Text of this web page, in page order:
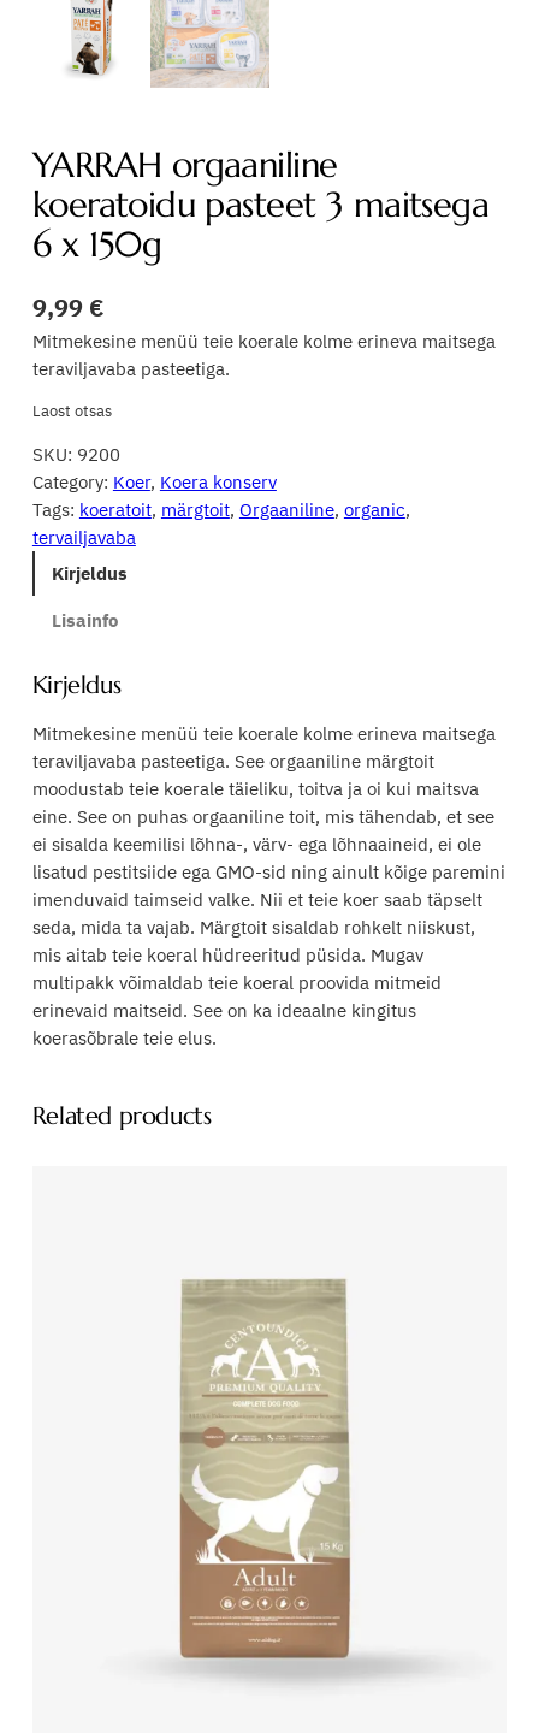
YARRAH orgaaniline
koeratoidu pasteet 3 maitsega
6 x 150g
9,99 €
Mitmekesine menüü teie koerale kolme erineva maitsega
teraviljavaba pasteetiga.
Laost otsas
SKU: 9200
Category: Koer, Koera konserv
Tags: koeratoit, märgtoit, Orgaaniline, organic
tervailjavaba
Kirjeldus
Lisainfo
Kirjeldus
Mitmekesine menüü teie koerale kolme erineva maitsega
teraviljavaba pasteetiga. See orgaaniline märgtoit
moodustab teie koerale täieliku, toitva ja oi kui maitsva
eine. See on puhas orgaaniline toit, mis tähendab, et see
ei sisalda keemilisi lõhna-, värv- ega lõhnaaineid, ei ole
lisatud pestitsiide ega GMO-sid ning ainult kõige paremini
imenduvaid taimseid valke. Nii et teie koer saab täpselt
seda, mida ta vajab. Märgtoit sisaldab rohkelt niiskust,
mis aitab teie koeral hüdreeritud püsida. Mugav
multipakk võimaldab teie koeral proovida mitmeid
erinevaid maitseid. See on ka ideaalne kingitus
koerasõbrale teie elus.
Related products